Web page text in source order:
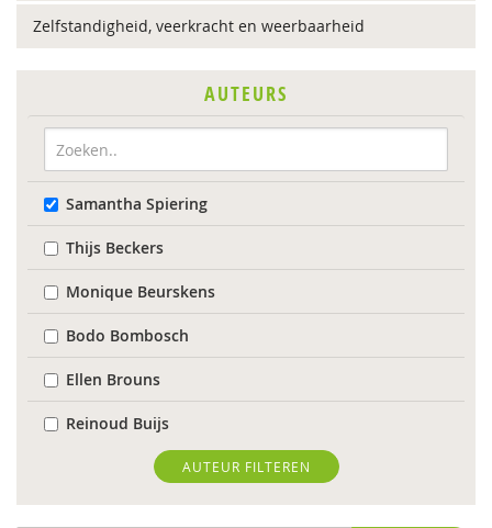
Zelfstandigheid, veerkracht en weerbaarheid
AUTEURS
Samantha Spiering
Thijs Beckers
Monique Beurskens
Bodo Bombosch
Ellen Brouns
Reinoud Buijs
Evelien Coppens
Dirk Corstens
AUTEUR FILTEREN